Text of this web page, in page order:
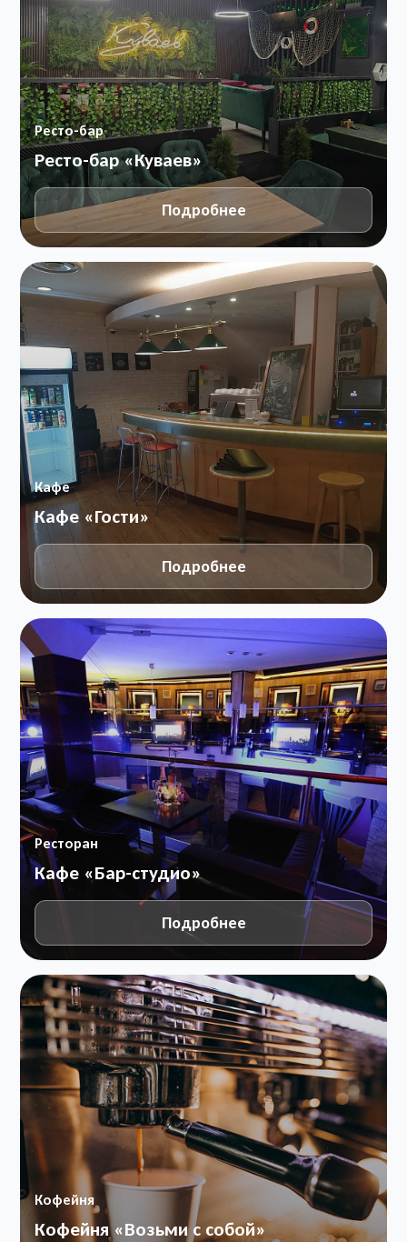
Ресто-бар
Ресто-бар «Куваев»
Подробнее
Кафе
Кафе «Гости»
Подробнее
Ресторан
Кафе «Бар-студио»
Подробнее
Кофейня
Кофейня «Возьми с собой»